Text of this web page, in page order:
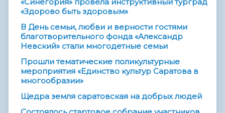
«Здорово быть здоровым»
В День семьи, любви и верности гостями
благотворительного фонда «Александр
Невский» стали многодетные семьи
Прошли тематические поликультурные
мероприятия «Единство культур Саратова в
многообразии»
Щедра земля саратовская на добрых людей